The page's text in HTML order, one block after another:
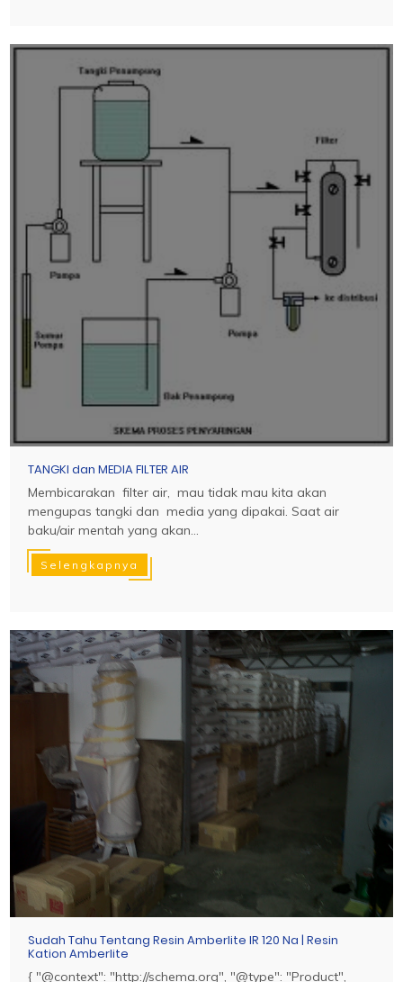
TANGKI dan MEDIA FILTER AIR
Membicarakan filter air, mau tidak mau kita akan
mengupas tangki dan media yang dipakai. Saat air
baku/air mentah yang akan...
Selengkapnya
Sudah Tahu Tentang Resin Amberlite IR 120 Na | Resin
Kation Amberlite
{ "@context": "http://schema.org", "@type": "Product",